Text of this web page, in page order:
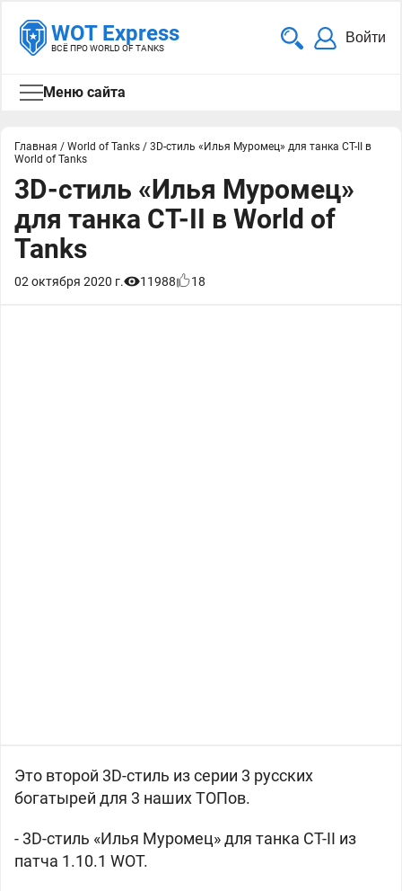
WOT Express
ВСЁ ПРО WORLD OF TANKS
Войти
Меню сайта
Главная / World of Tanks / 3D-стиль «Илья Муромец» для танка СТ-II в
World of Tanks
3D-стиль «Илья Муромец»
для танка СТ-II в World of
Tanks
02 октября 2020 г. 11988 18
Это второй 3D-стиль из серии 3 русских
богатырей для 3 наших ТОПов.
- 3D-стиль «Илья Муромец» для танка СТ-II из
патча 1.10.1 WOT.